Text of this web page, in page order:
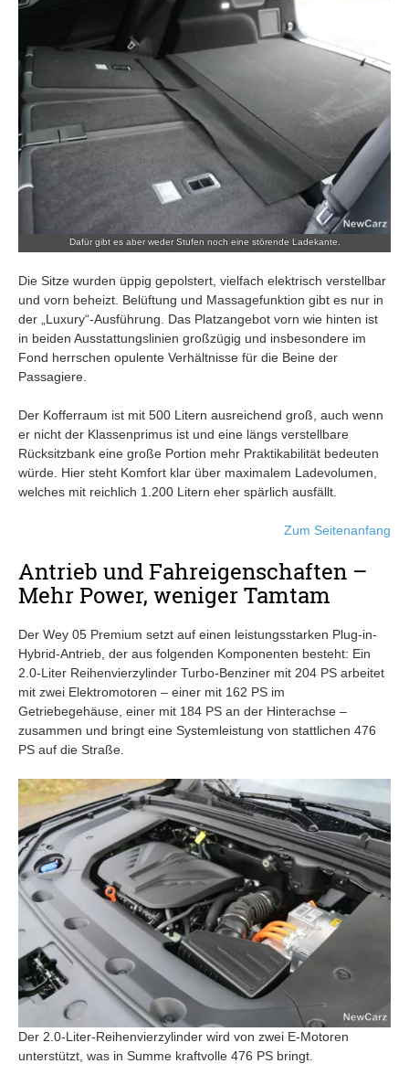
Dafür gibt es aber weder Stufen noch eine störende Ladekante.
Die Sitze wurden üppig gepolstert, vielfach elektrisch verstellbar
und vorn beheizt. Belüftung und Massagefunktion gibt es nur in
der „Luxury“-Ausführung. Das Platzangebot vorn wie hinten ist
in beiden Ausstattungslinien großzügig und insbesondere im
Fond herrschen opulente Verhältnisse für die Beine der
Passagiere.
Der Kofferraum ist mit 500 Litern ausreichend groß, auch wenn
er nicht der Klassenprimus ist und eine längs verstellbare
Rücksitzbank eine große Portion mehr Praktikabilität bedeuten
würde. Hier steht Komfort klar über maximalem Ladevolumen,
welches mit reichlich 1.200 Litern eher spärlich ausfällt.
Zum Seitenanfang
Antrieb und Fahreigenschaften –
Mehr Power, weniger Tamtam
Der Wey 05 Premium setzt auf einen leistungsstarken Plug-in-
Hybrid-Antrieb, der aus folgenden Komponenten besteht: Ein
2.0-Liter Reihenvierzylinder Turbo-Benziner mit 204 PS arbeitet
mit zwei Elektromotoren – einer mit 162 PS im
Getriebegehäuse, einer mit 184 PS an der Hinterachse –
zusammen und bringt eine Systemleistung von stattlichen 476
PS auf die Straße.
Der 2.0-Liter-Reihenvierzylinder wird von zwei E-Motoren
unterstützt, was in Summe kraftvolle 476 PS bringt.